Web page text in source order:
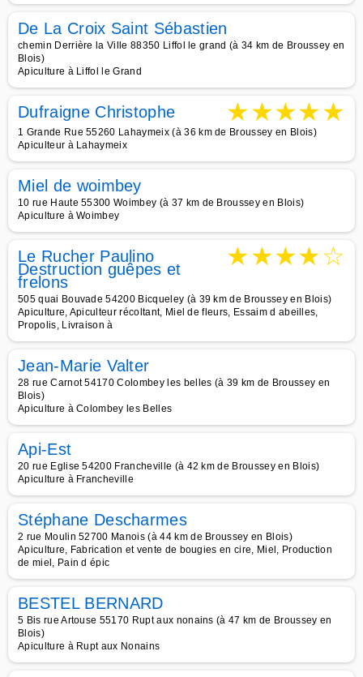
De La Croix Saint Sébastien
chemin Derrière la Ville 88350 Liffol le grand (à 34 km de Broussey en
Blois)
Apiculture à Liffol le Grand
Dufraigne Christophe ★★★★★
1 Grande Rue 55260 Lahaymeix (à 36 km de Broussey en Blois)
Apiculteur à Lahaymeix
Miel de woimbey
10 rue Haute 55300 Woimbey (à 37 km de Broussey en Blois)
Apiculture à Woimbey
Le Rucher Paulino
Destruction guêpes et
frelons
★★★★☆
505 quai Bouvade 54200 Bicqueley (à 39 km de Broussey en Blois)
Apiculture, Apiculteur récoltant, Miel de fleurs, Essaim d abeilles,
Propolis, Livraison à
Jean-Marie Valter
28 rue Carnot 54170 Colombey les belles (à 39 km de Broussey en
Blois)
Apiculture à Colombey les Belles
Api-Est
20 rue Eglise 54200 Francheville (à 42 km de Broussey en Blois)
Apiculture à Francheville
Stéphane Descharmes
2 rue Moulin 52700 Manois (à 44 km de Broussey en Blois)
Apiculture, Fabrication et vente de bougies en cire, Miel, Production
de miel, Pain d épic
BESTEL BERNARD
5 Bis rue Artouse 55170 Rupt aux nonains (à 47 km de Broussey en
Blois)
Apiculture à Rupt aux Nonains